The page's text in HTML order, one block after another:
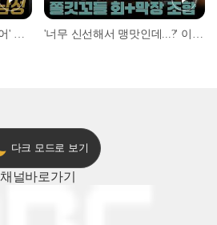
다크 모드로 보기
채널바로가기